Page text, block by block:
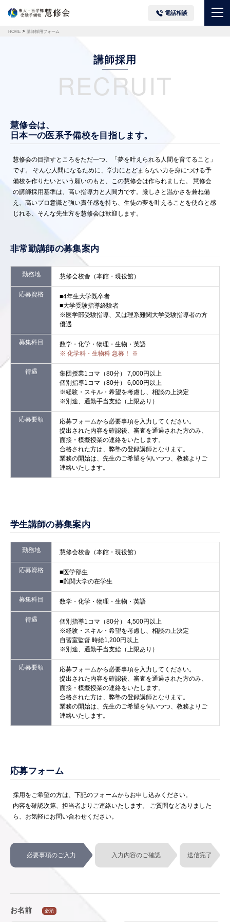
電話相談
HOME > 講師採用フォーム
講師採用
RECRUIT
慧修会は、
日本一の医系予備校を目指します。
慧修会の目指すところをただ一つ、「夢を叶えられる人間を育てること」
です。 そんな人間になるために、学力にとどまらない力を身につける予
備校を作りたいという願いのもと、この慧修会は作られました。 慧修会
の講師採用基準は、高い指導力と人間力です。厳しさと温かさを兼ね備
え、高いプロ意識と強い責任感を持ち、生徒の夢を叶えることを使命と感
じれる、そんな先生方を慧修会は歓迎します。
非常勤講師の募集案内
勤務地 慧修会校舎（本館・現役館）
応募資格
■4年生大学既卒者
■大学受験指導経験者
※医学部受験指導、又は理系難関大学受験指導者の方
優遇
募集科目
数学・化学・物理・生物・英語
※ 化学科・生物科 急募！ ※
待遇
集団授業1コマ（80分） 7,000円以上
個別指導1コマ（80分） 6,000円以上
※経験・スキル・希望を考慮し、相談の上決定
※別途、通勤手当支給（上限あり）
応募要領
応募フォームから必要事項を入力してください。
提出された内容を確認後、審査を通過された方のみ、
面接・模擬授業の連絡をいたします。
合格された方は、弊塾の登録講師となります。
業務の開始は、先生のご希望を伺いつつ、教務よりご
連絡いたします。
学生講師の募集案内
勤務地 慧修会校舎（本館・現役館）
応募資格
■医学部生
■難関大学の在学生
募集科目 数学・化学・物理・生物・英語
待遇
個別指導1コマ（80分） 4,500円以上
※経験・スキル・希望を考慮し、相談の上決定
自習室監督 時給1,200円以上
※別途、通勤手当支給（上限あり）
応募要領
応募フォームから必要事項を入力してください。
提出された内容を確認後、審査を通過された方のみ、
面接・模擬授業の連絡をいたします。
合格された方は、弊塾の登録講師となります。
業務の開始は、先生のご希望を伺いつつ、教務よりご
連絡いたします。
応募フォーム
採用をご希望の方は、下記のフォームからお申し込みください。
内容を確認次第、担当者よりご連絡いたします。 ご質問などありました
ら、お気軽にお問い合わせください。
必要事項のご入力 入力内容のご確認 送信完了
お名前 必須